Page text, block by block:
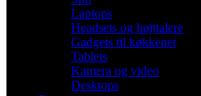
Laptops
Headsets og højttalere
Gadgets til køkkenet
Tablets
Kamera og video
Desktops